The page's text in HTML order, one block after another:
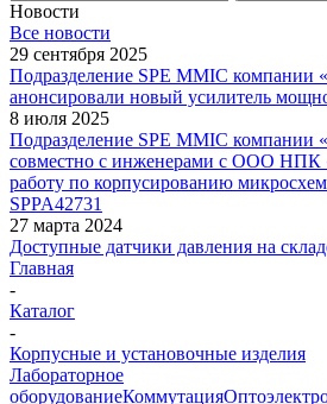
Новости
Все новости
29 сентября 2025
Подразделение SPE MMIC компании
анонсировали новый усилитель
8 июля 2025
Подразделение SPE MMIC компании
совместно с инженерами с ООО
работу по корпусированию
SPPA42731
27 марта 2024
Доступные датчики давления на
Главная
-
Каталог
-
Корпусные и установочные изделия
Лабораторное
оборудованиеКоммутация